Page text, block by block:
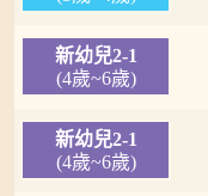
新幼兒2-1
(4歲~6歲)
新幼兒2-1
(4歲~6歲)